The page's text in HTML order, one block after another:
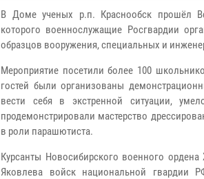
В Доме ученых р.п. Краснообск прошёл
которого военнослужащие Росгвардии
образцов вооружения, специальных и
Мероприятие посетили более 100
гостей были организованы
вести себя в экстренной ситуации,
продемонстрировали мастерство
в роли парашютиста.
Курсанты Новосибирского военного
Яковлева войск национальной гвардии